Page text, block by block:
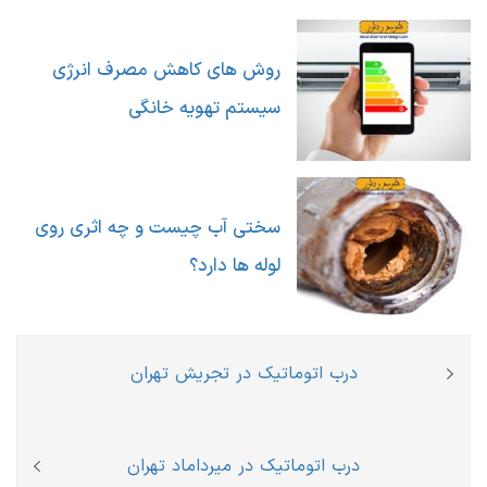
روش های کاهش مصرف انرژی
سیستم تهویه خانگی
سختی آب چیست و چه اثری روی
لوله ها دارد؟
راهبری
Previous
درب اتوماتیک در تجریش تهران
Next
درب اتوماتیک در میرداماد تهران